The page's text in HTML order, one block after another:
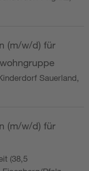
(m/w/d) für
Sauerland,
(m/w/d) für
(38,5